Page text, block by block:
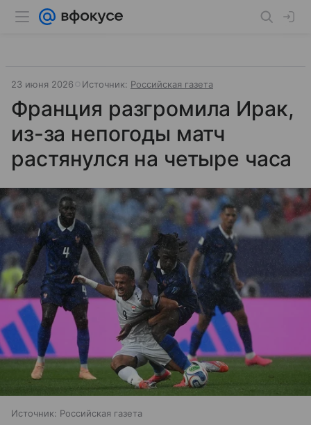
23 июня 2026 Источник: Российская газета
Франция разгромила Ирак,
из-за непогоды матч
растянулся на четыре часа
Источник: Российская газета